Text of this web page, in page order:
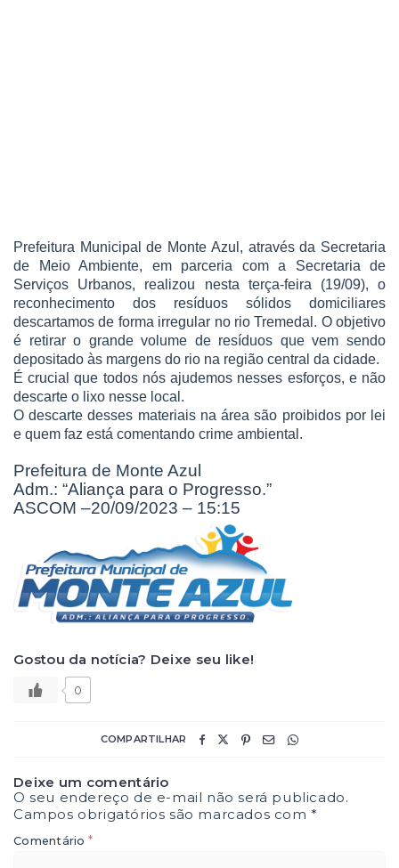
Prefeitura Municipal de Monte Azul, através da Secretaria
de Meio Ambiente, em parceria com a Secretaria de
Serviços Urbanos, realizou nesta terça-feira (19/09), o
reconhecimento dos resíduos sólidos domiciliares
descartamos de forma irregular no rio Tremedal. O objetivo
é retirar o grande volume de resíduos que vem sendo
depositado às margens do rio na região central da cidade.
É crucial que todos nós ajudemos nesses esforços, e não
descarte o lixo nesse local.
O descarte desses materiais na área são proibidos por lei
e quem faz está comentando crime ambiental.
Prefeitura de Monte Azul
Adm.: “Aliança para o Progresso.”
ASCOM –20/09/2023 – 15:15
Gostou da notícia? Deixe seu like!
0
COMPARTILHAR
Deixe um comentário
O seu endereço de e-mail não será publicado.
Campos obrigatórios são marcados com*
Comentário *